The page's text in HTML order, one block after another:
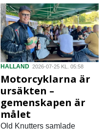
HALLAND 2026-07-25 KL. 05:58
Motorcyklarna är
ursäkten –
gemenskapen är
målet
Old Knutters samlade